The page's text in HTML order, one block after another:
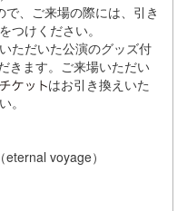
、ご来場の際には、引き
つけください。
ただいた公演のグッズ付
きます。ご来場いただい
はお引き換えいた
。
voyage）